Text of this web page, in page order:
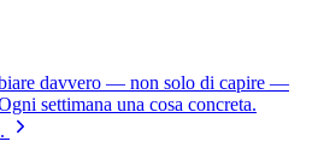
davvero — non solo di capire —
settimana una cosa concreta.